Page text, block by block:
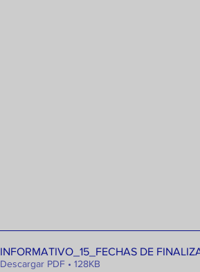
INFORMATIVO_15_FECHAS DE
Descargar PDF • 128KB